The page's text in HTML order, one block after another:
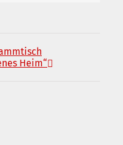
Heim“